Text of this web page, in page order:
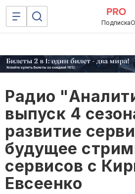
Подписка
Радио
выпуск 4
развитие
будущее
сервисов с
Евсеенко